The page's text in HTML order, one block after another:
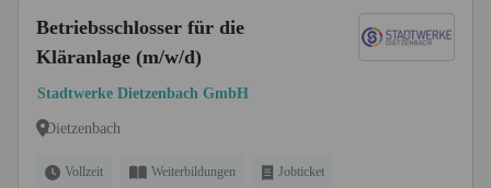
Betriebsschlosser für die
Kläranlage (m/w/d)
Stadtwerke Dietzenbach GmbH
Dietzenbach
Vollzeit Weiterbildungen Jobticket